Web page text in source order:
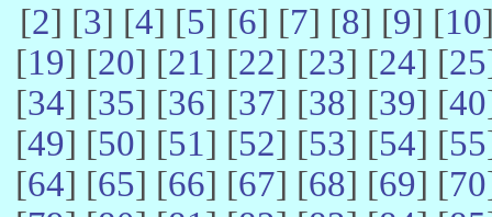
[2] [3] [4] [5] [6] [7] [8] [9] [10
[19] [20] [21] [22] [23] [24] [25
[34] [35] [36] [37] [38] [39] [40
[49] [50] [51] [52] [53] [54] [55
[64] [65] [66] [67] [68] [69] [70